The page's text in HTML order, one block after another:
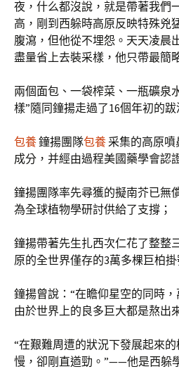
夜，什么都沒說，就是帶著我們
高，剛到西躲時高原反映特殊兇
腹瀉，但他從不埋怨。天天凌晨
盡量省上去裝采樣，他只帶最簡
兩個面包、一袋榨菜、一瓶礦泉
樣”隨同鐘揚走過了16個年初的
包養鐘揚團隊包養 采集的高原
成分，并經由過程美國藥學會認
鐘揚團隊率先尋獲的擬南芥已無
為全球植物學研討供給了支撐；
鐘揚帶著先生扎西次仁花了整整
原的全世界僅存的3萬多棵巨柏掛
鐘揚曾說：“在瞻仰星空的同時
由於世界上的良多巨大都是熬出
“在艱難周遭的狀況下發展起來
慢，卻剛直遒勁。”——他是西躲